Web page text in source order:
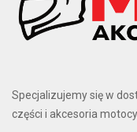
Specjalizujemy się w
części i akcesoria